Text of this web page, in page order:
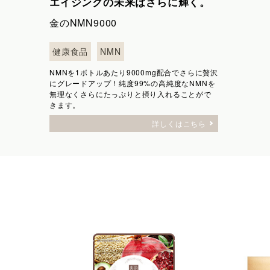
金のNMN9000
健康食品 NMN
NMNを1ボトルあたり9000mg配合でさらに贅沢
にグレードアップ！純度99%の高純度なNMNを
無理なくさらにたっぷりと摂り入れることがで
きます。
詳しくはこちら